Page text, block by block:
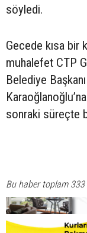
söyledi.
Gecede kısa bir
muhalefet CTP
Belediye
sonraki süreçte
Bu haber toplam